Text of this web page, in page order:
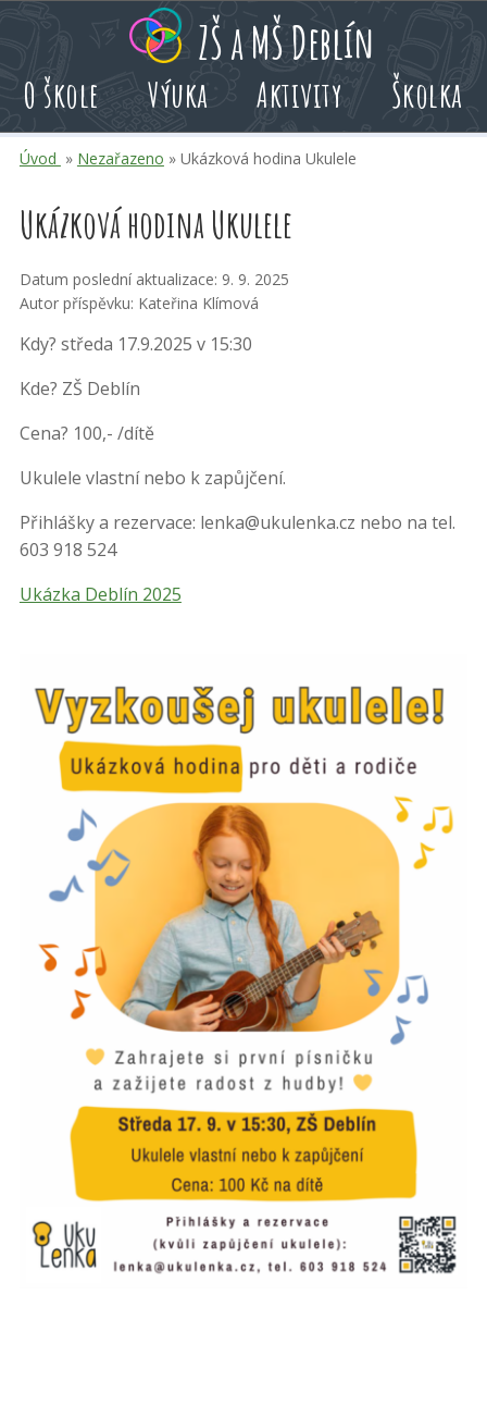
obsah
volby
akcí
ZŠ a MŠ Deblín
O škole Výuka Aktivity Školka
Úvod » Nezařazeno » Ukázková hodina Ukulele
Ukázková hodina Ukulele
Datum poslední aktualizace: 9. 9. 2025
Autor příspěvku: Kateřina Klímová
Kdy? středa 17.9.2025 v 15:30
Kde? ZŠ Deblín
Cena? 100,- /dítě
Ukulele vlastní nebo k zapůjčení.
Přihlášky a rezervace: lenka@ukulenka.cz nebo na tel.
603 918 524
Ukázka Deblín 2025